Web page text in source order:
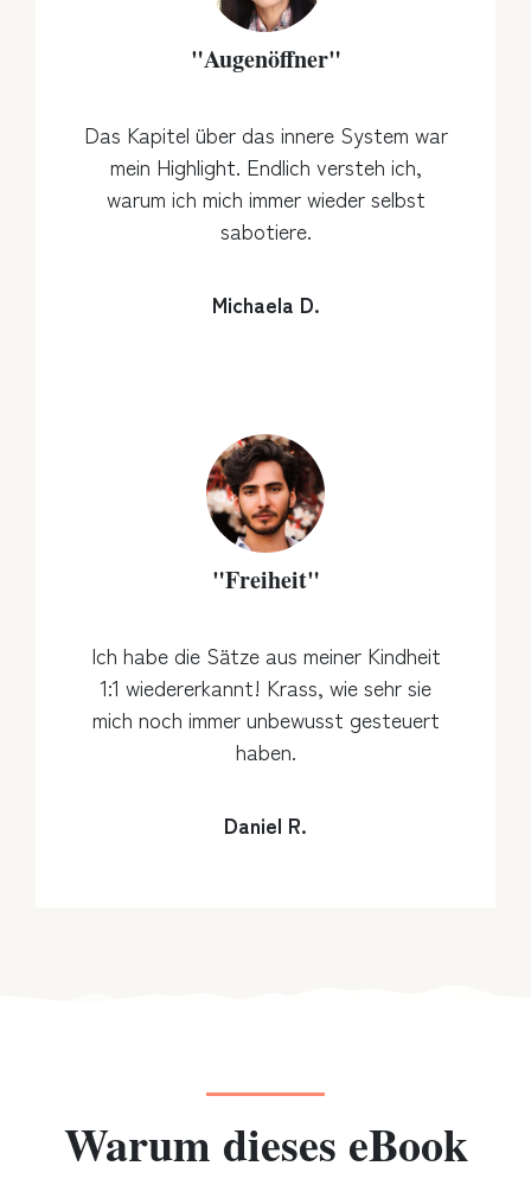
"Augenöffner"
Das Kapitel über das innere System war
mein Highlight. Endlich versteh ich,
warum ich mich immer wieder selbst
sabotiere.
Michaela D.
"Freiheit"
Ich habe die Sätze aus meiner Kindheit
1:1 wiedererkannt! Krass, wie sehr sie
mich noch immer unbewusst gesteuert
haben.
Daniel R.
Warum dieses eBook